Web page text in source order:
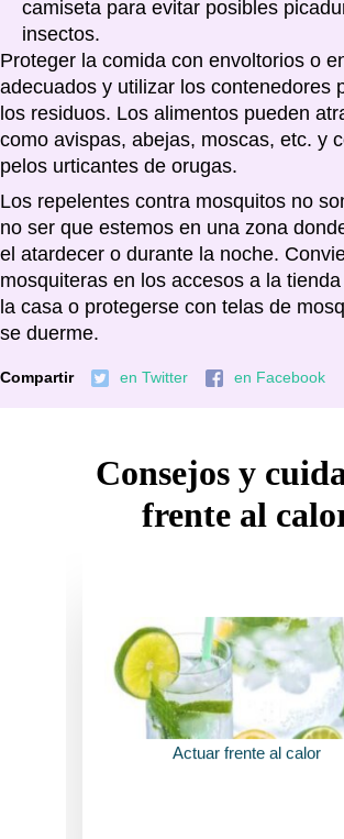
camiseta para evitar posibles
insectos.
Proteger la comida con envoltorios o
adecuados y utilizar los contenedores
los residuos. Los alimentos pueden
como avispas, abejas, moscas, etc. y
pelos urticantes de orugas.
Los repelentes contra mosquitos no
no ser que estemos en una zona
el atardecer o durante la noche.
mosquiteras en los accesos a la
la casa o protegerse con telas de
se duerme.
Compartir en Twitter en Facebook
Consejos y
frente al
Actuar frente al calor
VER CONSEJOS